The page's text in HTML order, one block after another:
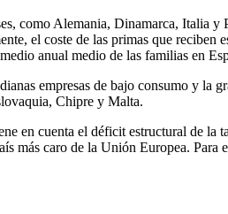
como Alemania, Dinamarca, Italia
el coste de las primas que
anual medio de las familias en
empresas de bajo consumo y la
Chipre y Malta.
en cuenta el déficit estructural de
más caro de la Unión Europea.